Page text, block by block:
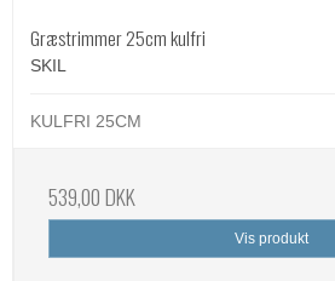
Græstrimmer 25cm kulfri
SKIL
KULFRI 25CM
539,00 DKK
Vis produkt